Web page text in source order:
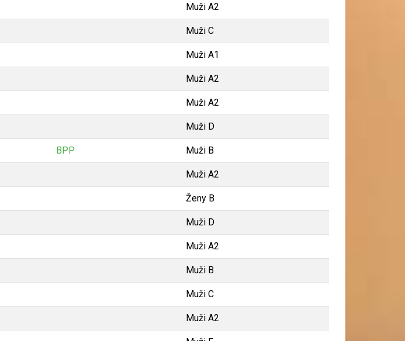
Muži A2
Muži C
Muži A1
Muži A2
Muži A2
Muži D
BPP Muži B
Muži A2
Ženy B
Muži D
Muži A2
Muži B
Muži C
Muži A2